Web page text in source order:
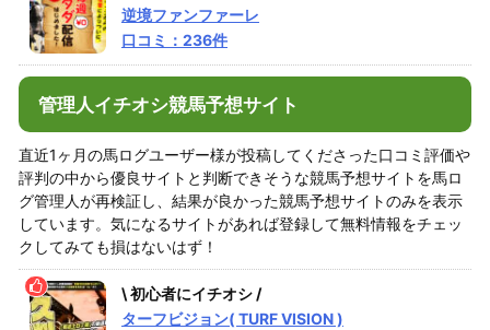
逆境ファンファーレ
口コミ：236件
管理人イチオシ競馬予想サイト
直近1ヶ月の馬ログユーザー様が投稿してくださった口コミ評価や
評判の中から優良サイトと判断できそうな競馬予想サイトを馬ロ
グ管理人が再検証し、結果が良かった競馬予想サイトのみを表示
しています。気になるサイトがあれば登録して無料情報をチェッ
クしてみても損はないはず！
\ 初心者にイチオシ /
ターフビジョン( TURF VISION )